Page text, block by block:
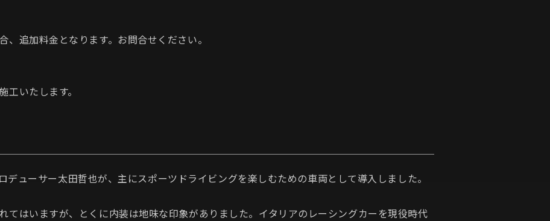
、追加料金となります。お問合せください。
工いたします。
デューサー太田哲也が、主にスポーツドライビングを楽しむための車両として導入しました。
てはいますが、とくに内装は地味な印象がありました。イタリアのレーシングカーを現役時代